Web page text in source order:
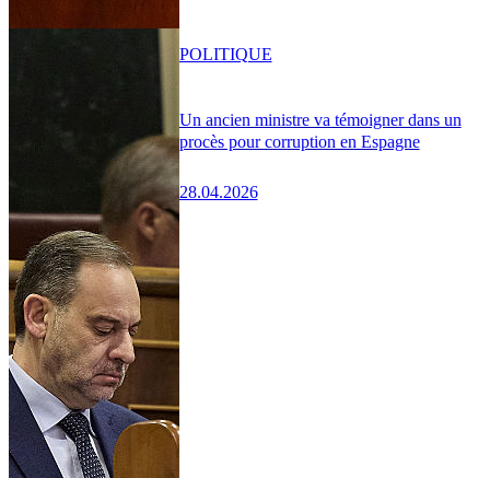
Un ancien ministre va témoigner dans un
procès pour corruption en Espagne
28.04.2026
POLITIQUE